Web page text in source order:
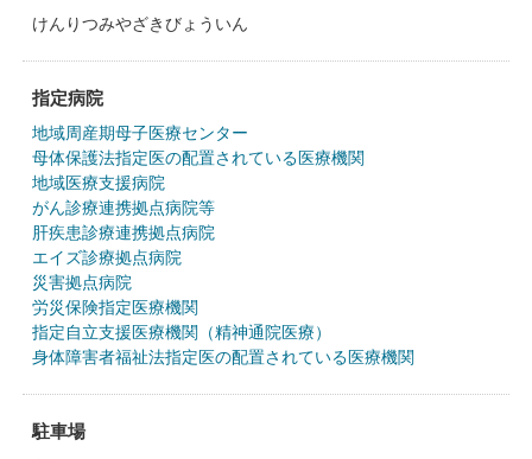
けんりつみやざきびょういん
指定病院
地域周産期母子医療センター
母体保護法指定医の配置されている医療機関
地域医療支援病院
がん診療連携拠点病院等
肝疾患診療連携拠点病院
エイズ診療拠点病院
災害拠点病院
労災保険指定医療機関
指定自立支援医療機関（精神通院医療）
身体障害者福祉法指定医の配置されている医療機関
駐車場